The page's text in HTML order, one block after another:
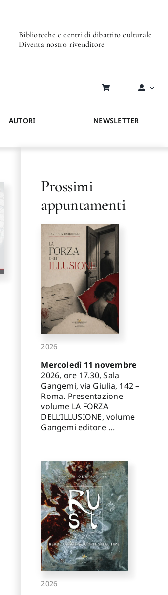
Biblioteche e centri di dibattito culturale
Diventa nostro rivenditore
AUTORI NEWSLETTER
Prossimi
appuntamenti
2026
Mercoledì 11 novembre
2026, ore 17.30, Sala
Gangemi, via Giulia, 142 –
Roma. Presentazione
volume LA FORZA
DELL’ILLUSIONE, volume
Gangemi editore ...
2026